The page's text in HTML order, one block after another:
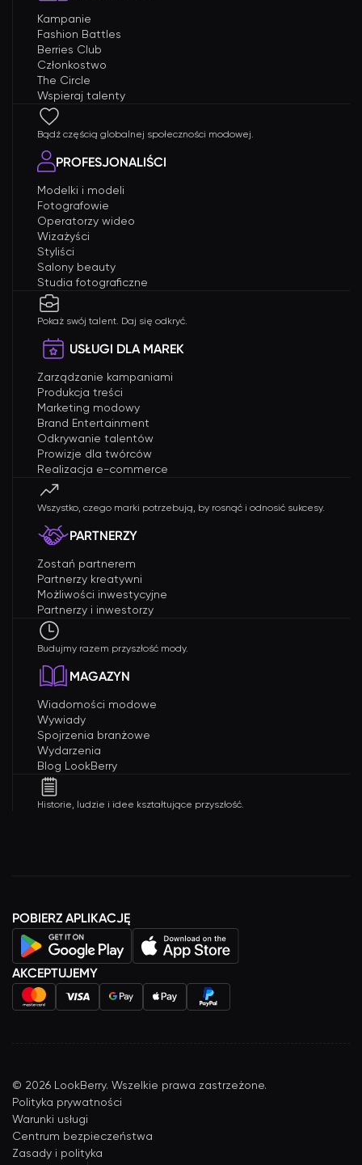
Kampanie
Fashion Battles
Berries Club
Członkostwo
The Circle
Wspieraj talenty
Bądź częścią globalnej społeczności modowej.
PROFESJONALIŚCI
Modelki i modeli
Fotografowie
Operatorzy wideo
Wizażyści
Styliści
Salony beauty
Studia fotograficzne
Pokaż swój talent. Daj się odkryć.
USŁUGI DLA MAREK
Zarządzanie kampaniami
Produkcja treści
Marketing modowy
Brand Entertainment
Odkrywanie talentów
Prowizje dla twórców
Realizacja e-commerce
Wszystko, czego marki potrzebują, by rosnąć i odnosić sukcesy.
PARTNERZY
Zostań partnerem
Partnerzy kreatywni
Możliwości inwestycyjne
Partnerzy i inwestorzy
Budujmy razem przyszłość mody.
MAGAZYN
Wiadomości modowe
Wywiady
Spojrzenia branżowe
Wydarzenia
Blog LookBerry
Historie, ludzie i idee kształtujące przyszłość.
POBIERZ APLIKACJĘ
AKCEPTUJEMY
© 2026 LookBerry. Wszelkie prawa zastrzeżone.
Polityka prywatności
Warunki usługi
Centrum bezpieczeństwa
Zasady i polityka